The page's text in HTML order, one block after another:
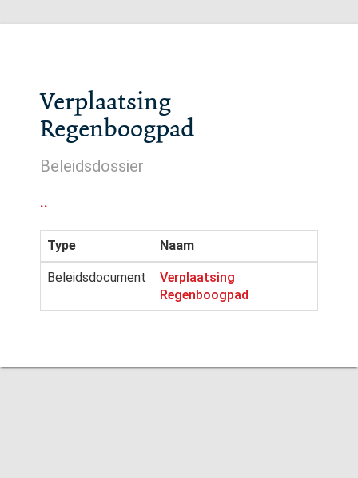
Verplaatsing
Regenboogpad
Beleidsdossier
..
Type Naam
Beleidsdocument
Verplaatsing
Regenboogpad